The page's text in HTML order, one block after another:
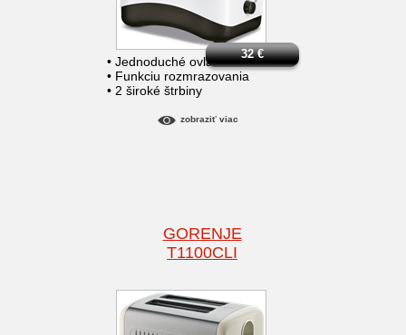
• Jednoduché ovládanie
• Funkciu rozmrazovania
• 2 široké štrbiny
32€
zobraziť viac
GORENJE
T1100CLI